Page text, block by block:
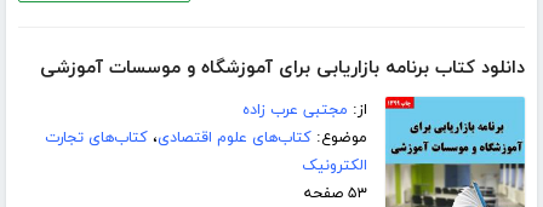
دانلود کتاب برنامه بازاریابی برای آموزشگاه و موسسات آموزشی
از: مجتبی عرب زاده
موضوع:کتاب‌های علوم اقتصادی،کتاب‌های تجارت
الکترونیک
۵۳ صفحه